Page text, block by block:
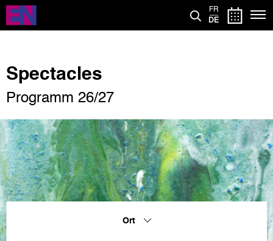
Direkt
zum
Inhalt
FR
DE
Spectacles
Programm 26/27
Ort